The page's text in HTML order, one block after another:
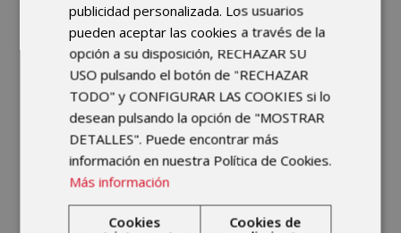
Prevención de
lesiones y
enfermedades
La medicina del deporte
también ejerce un papel
importante para minimizar
el riesgo de lesiones
publicidad personalizada. Los usuarios
pueden aceptar las cookies a través de la
opción a su disposición, RECHAZAR SU
USO pulsando el botón de "RECHAZAR
TODO" y CONFIGURAR LAS COOKIES si lo
desean pulsando la opción de "MOSTRAR
DETALLES". Puede encontrar más
información en nuestra Política de Cookies.
Más información
Cookies
Cookies de